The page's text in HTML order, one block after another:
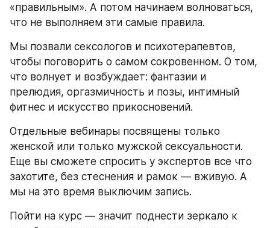
«правильным». А потом начинаем волноваться,
что не выполняем эти самые правила.
Мы позвали сексологов и психотерапевтов,
чтобы поговорить о самом сокровенном. О том,
что волнует и возбуждает: фантазии и
прелюдия, оргазмичность и позы, интимный
фитнес и искусство прикосновений.
Отдельные вебинары посвящены только
женской или только мужской сексуальности.
Еще вы сможете спросить у экспертов все что
захотите, без стеснения и рамок — вживую. А
мы на это время выключим запись.
Пойти на курс — значит поднести зеркало к